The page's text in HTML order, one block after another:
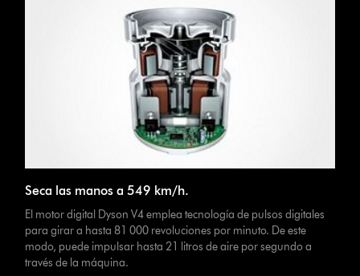
Seca las manos a 549 km/h.
El motor digital Dyson V4 emplea tecnología de pulsos digitales
para girar a hasta 81 000 revoluciones por minuto. De este
modo, puede impulsar hasta 21 litros de aire por segundo a
través de la máquina.